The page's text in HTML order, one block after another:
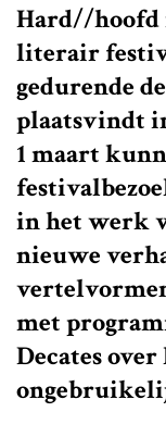
Hard//hoofd
literair
gedurende
plaatsvindt
1 maart
in het werk
nieuwe
met
Decates